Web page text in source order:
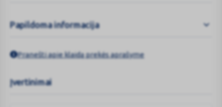
Papildoma informacija
Pranešti apie klaidą prekės aprašyme
Įvertinimai